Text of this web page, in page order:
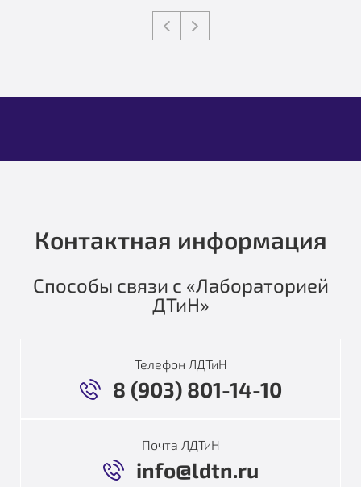
Контактная информация
Способы связи с «Лабораторией
ДТиН»
Телефон ЛДТиН
8 (903) 801-14-10
Почта ЛДТиН
info@ldtn.ru